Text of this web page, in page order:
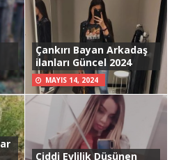
Çankırı Bayan Arkadaş
ilanları Güncel 2024
MAYIS 14, 2024
Ciddi Evlilik Düşünen